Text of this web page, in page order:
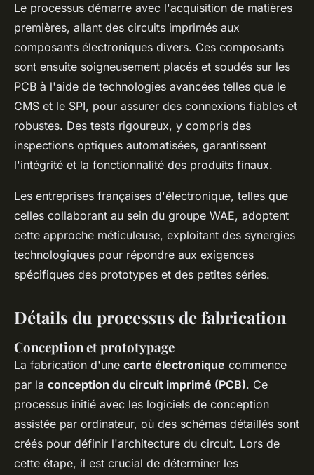
Le processus démarre avec l'acquisition de matières
premières, allant des circuits imprimés aux
composants électroniques divers. Ces composants
sont ensuite soigneusement placés et soudés sur les
PCB à l'aide de technologies avancées telles que le
CMS et le SPI, pour assurer des connexions fiables et
robustes. Des tests rigoureux, y compris des
inspections optiques automatisées, garantissent
l'intégrité et la fonctionnalité des produits finaux.
Les entreprises françaises d'électronique, telles que
celles collaborant au sein du groupe WAE, adoptent
cette approche méticuleuse, exploitant des synergies
technologiques pour répondre aux exigences
spécifiques des prototypes et des petites séries.
Détails du processus de fabrication
Conception et prototypage
La fabrication d'une carte électronique commence
par la conception du circuit imprimé (PCB). Ce
processus initié avec les logiciels de conception
assistée par ordinateur, où des schémas détaillés sont
créés pour définir l'architecture du circuit. Lors de
cette étape, il est crucial de déterminer les